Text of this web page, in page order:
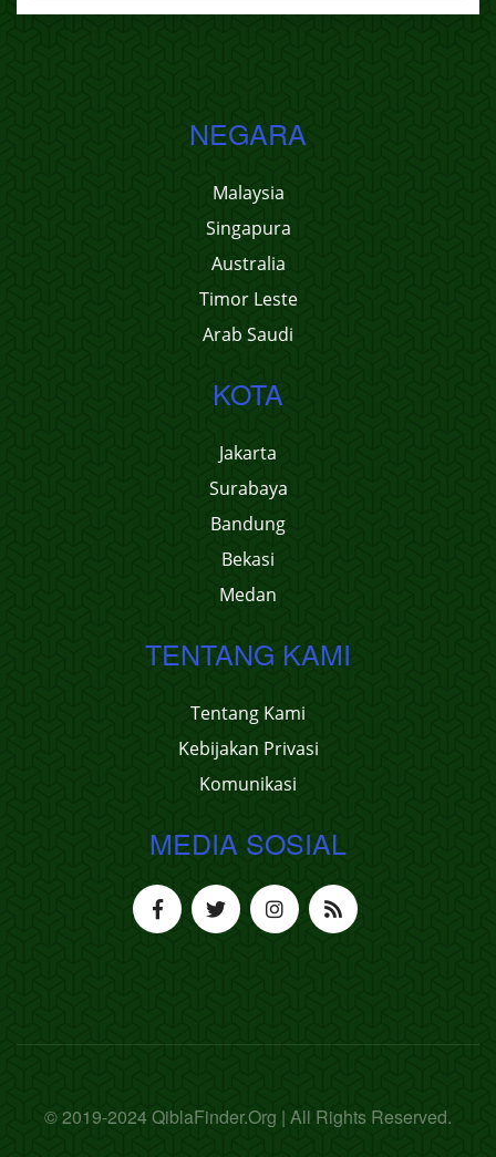
NEGARA
Malaysia
Singapura
Australia
Timor Leste
Arab Saudi
KOTA
Jakarta
Surabaya
Bandung
Bekasi
Medan
TENTANG KAMI
Tentang Kami
Kebijakan Privasi
Komunikasi
MEDIA SOSIAL
© 2019-2024 QiblaFinder.Org | All Rights Reserved.